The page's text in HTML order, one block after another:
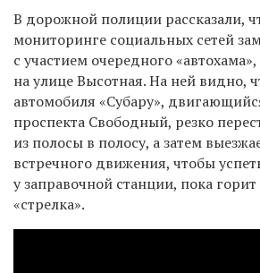
В дорожной полиции рассказали,
мониторинге социальных сетей
с участием очередного
на улице Высотная. На ней видно,
автомобиля «Субару»,
проспекта Свободный, резко
из полосы в полосу, а затем
встречного движения, чтобы
у заправочной станции, пока горит
«стрелка».